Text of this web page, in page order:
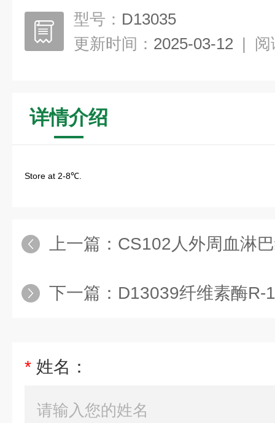
型号： D13035
更新时间： 2025-03-12 | 阅
详情介绍
Store at 2-8℃.
上一篇： CS102人外周血淋
下一篇： D13039纤维素酶R-
* 姓名：